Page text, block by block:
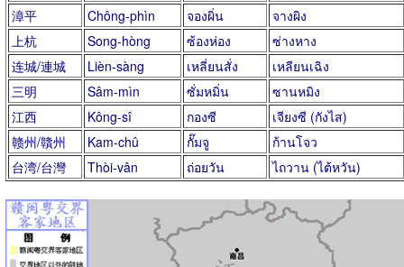
漳平
Chông-phìn จองผิ่น
จางผิง
上杭
Song-hòng ซ้องห่อง
ซ่างหาง
连城/連城
Lièn-sàng เหลี่ยนสั่ง
เหลียนเฉิง
三明
Sâm-mìn ซั่มหมิ่น
ซานหมิง
江西
Kông-sî กองซี
เจียงซี (กังไส)
赣州/贛州
Kam-chû กั๊มจู
ก้านโจว
台湾/台灣
Thòi-vân ถ่อยวัน ไถวาน (ไต้หวัน)